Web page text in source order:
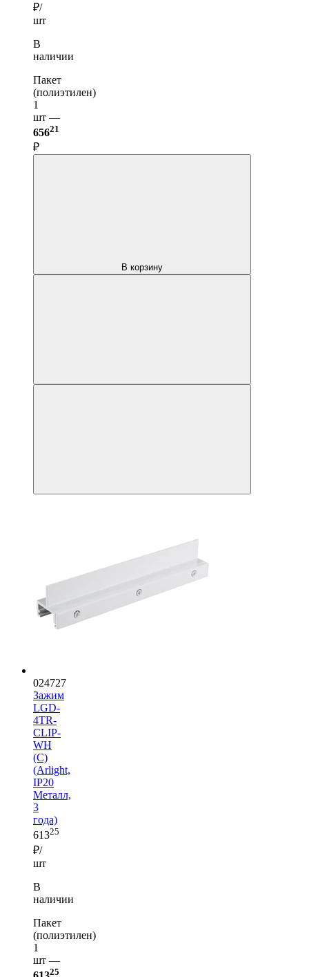
₽/
шт
В
наличии
Пакет
(полиэтилен)
1
шт —
65621
₽
В корзину
024727
Зажим
LGD-
4TR-
CLIP-
WH
(C)
(Arlight,
IP20
Металл,
3
года)
61325
₽/
шт
В
наличии
Пакет
(полиэтилен)
1
шт —
25